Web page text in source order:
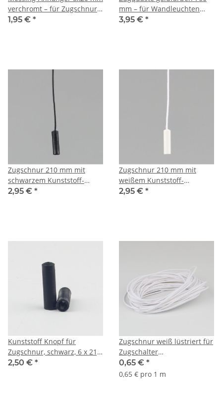
verchromt – für Zugschnur
von Lampen mit Zugschalter
1,95 € *
mm – für Wandleuchten
und Stehleuchten
3,95 € *
Zugschnur 210 mm mit
schwarzem Kunststoff-
Anhänger für Lampen-
2,95 € *
Zugschnur 210 mm mit
weißem Kunststoff-
Anhänger für Lampen-
2,95 € *
Kunststoff Knopf für
Zugschnur, schwarz, 6 x 21,5
mm
2,50 € *
Zugschnur weiß lüstriert für
Zugschalter
Lampenfassungen – Ø 1
mm, Meterware
0,65 € *
0,65 € pro 1 m